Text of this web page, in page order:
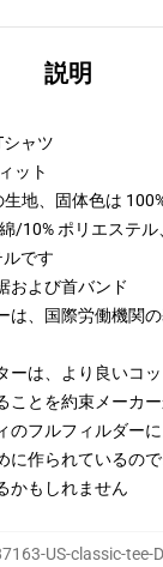
説明
ャツ
ット
地、固体色は
/10% ポリエステ
です
および首バンド
は、国際労働機関
ーは、より良いコ
ことを約束メーカ
のフルフィルダー
に作られているの
かもしれません
US-classic-tee-